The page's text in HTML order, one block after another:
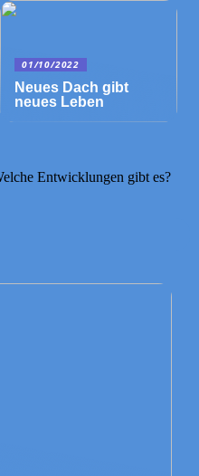
01/10/2022
Neues Dach gibt
neues Leben
Entwicklungen gibt es?